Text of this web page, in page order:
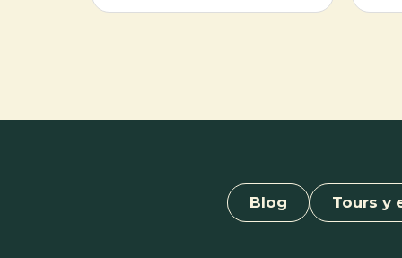
calma mental. Diseñado para todas las
cómoda y llevar tapete personal para
Blog Tours y